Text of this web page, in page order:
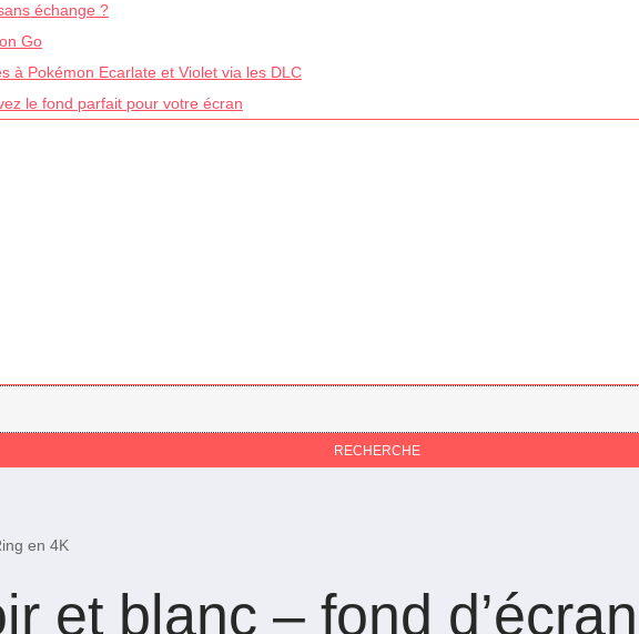
échange ?
Go
à Pokémon Ecarlate et Violet via les DLC
le fond parfait pour votre écran
en 4K
et blanc – fond